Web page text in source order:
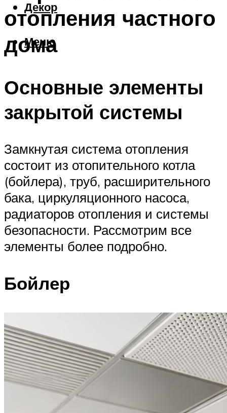
Декор
Меню
отопления частного
дома
Основные элементы
закрытой системы
Замкнутая система отопления
состоит из отопительного котла
(бойлера), труб, расширительного
бака, циркуляционного насоса,
радиаторов отопления и системы
безопасности. Рассмотрим все
элементы более подробно.
Бойлер